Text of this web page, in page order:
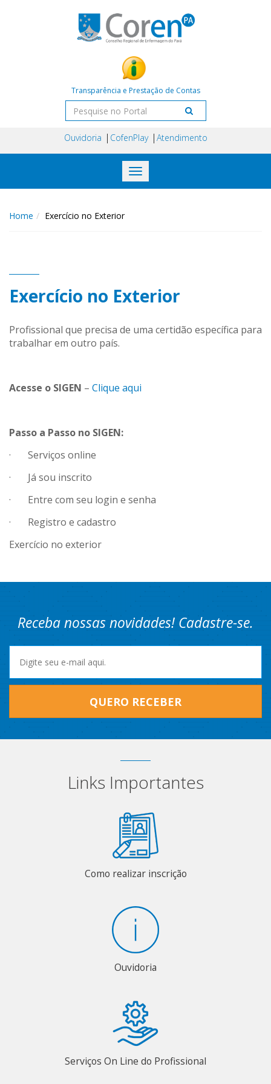
Transparência e Prestação de Contas
Ouvidoria CofenPlay Atendimento
Toggle
navigation
Home Exercício no Exterior
Exercício no Exterior
Profissional que precisa de uma certidão específica para
trabalhar em outro país.
Acesse o SIGEN – Clique aqui
Passo a Passo no SIGEN:
· Serviços online
· Já sou inscrito
· Entre com seu login e senha
· Registro e cadastro
Exercício no exterior
Receba nossas novidades! Cadastre-se.
QUERO RECEBER
Links Importantes
Como realizar inscrição
Ouvidoria
Serviços On Line do Profissional